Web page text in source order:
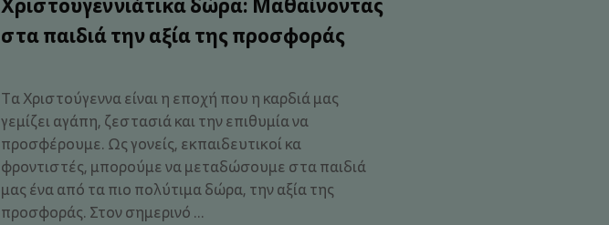
στα παιδιά την αξία της προσφοράς
Τα Χριστούγεννα είναι η εποχή που η καρδιά μας
γεμίζει αγάπη, ζεστασιά και την επιθυμία να
προσφέρουμε. Ως γονείς, εκπαιδευτικοί κα
φροντιστές, μπορούμε να μεταδώσουμε στα παιδιά
μας ένα από τα πιο πολύτιμα δώρα, την αξία της
προσφοράς. Στον σημερινό ...